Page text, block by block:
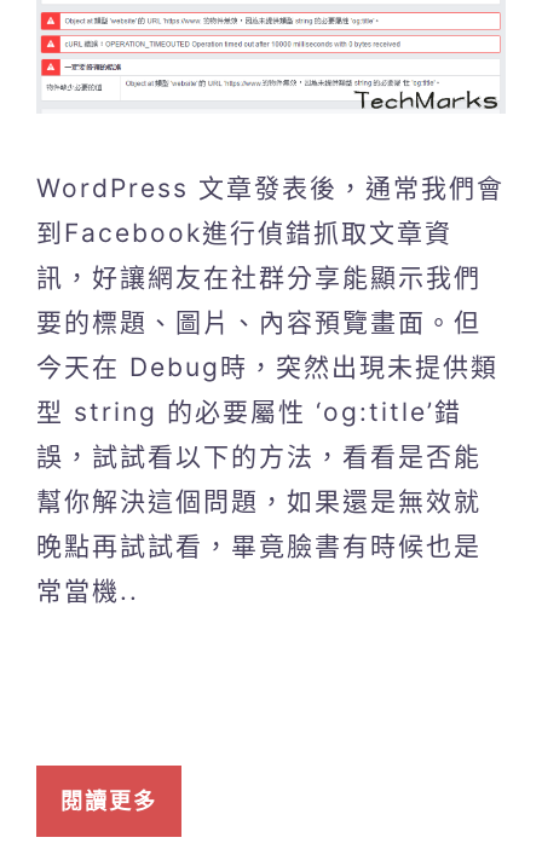
WordPress 文章發表後，通常我們會
到Facebook進行偵錯抓取文章資
訊，好讓網友在社群分享能顯示我們
要的標題、圖片、內容預覽畫面。但
今天在 Debug時，突然出現未提供類
型 string 的必要屬性 ‘og:title’錯
誤，試試看以下的方法，看看是否能
幫你解決這個問題，如果還是無效就
晚點再試試看，畢竟臉書有時候也是
常當機..
閱讀更多